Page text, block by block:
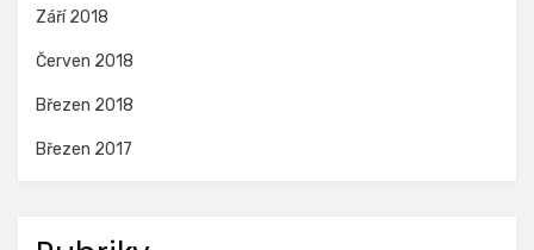
Září 2018
Červen 2018
Březen 2018
Březen 2017